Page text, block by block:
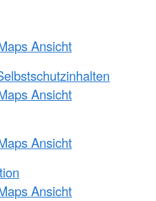
Ansicht
Ansicht
Ansicht
Ansicht